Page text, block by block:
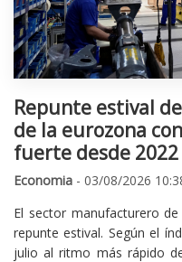
Repunte estival
de la eurozona
fuerte desde 2022
Economia - 03/08/2026
El sector manufacturero
repunte estival. Según el
julio al ritmo más rápido